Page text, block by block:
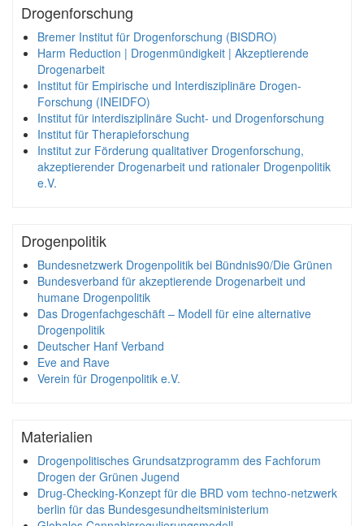
Drogenforschung
Bremer Institut für Drogenforschung (BISDRO)
Harm Reduction | Drogenmündigkeit | Akzeptierende
Drogenarbeit
Institut für Empirische und Interdisziplinäre Drogen-
Forschung (INEIDFO)
Institut für interdisziplinäre Sucht- und Drogenforschung
Institut für Therapieforschung
Institut zur Förderung qualitativer Drogenforschung,
akzeptierender Drogenarbeit und rationaler Drogenpolitik
e.V.
Drogenpolitik
Bundesnetzwerk Drogenpolitik bei Bündnis90/Die Grünen
Bundesverband für akzeptierende Drogenarbeit und
humane Drogenpolitik
Das Drogenfachgeschäft – Modell für eine alternative
Drogenpolitik
Deutscher Hanf Verband
Eve and Rave
Verein für Drogenpolitik e.V.
Materialien
Drogenpolitisches Grundsatzprogramm des Fachforum
Drogen der Grünen Jugend
Drug-Checking-Konzept für die BRD vom techno-netzwerk
berlin für das Bundesgesundheitsministerium